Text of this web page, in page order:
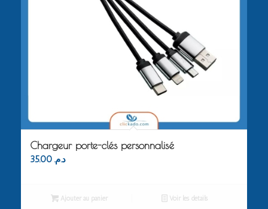
Chargeur porte-clés personnalisé
د.م. 35.00
Ajouter au panier Voir les détails